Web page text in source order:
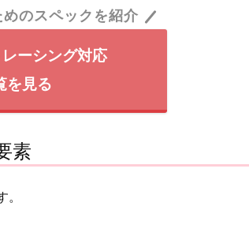
のスペックを紹介
ーシング対応
を見る
素